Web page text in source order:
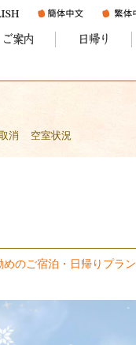
ご案内 日帰り
消 空室状況
めのご宿泊・日帰りプラン